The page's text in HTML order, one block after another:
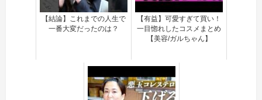
【結論】これまでの人生で
一番大変だったのは？
【有益】可愛すぎて買い！
一目惚れしたコスメまとめ
【美容/ガルちゃん】